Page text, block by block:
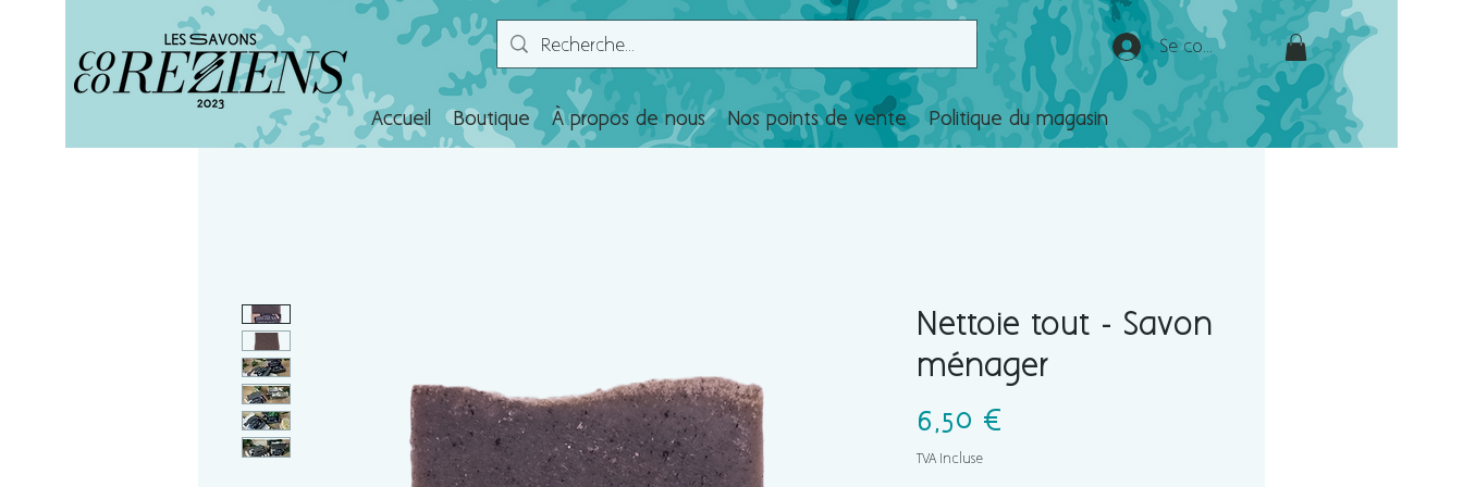
Accueil Boutique À propos de nous Nos points de vente Politique du magasin
Se connecter
Nettoie tout - Savon
ménager
6,50 €
TVA Incluse